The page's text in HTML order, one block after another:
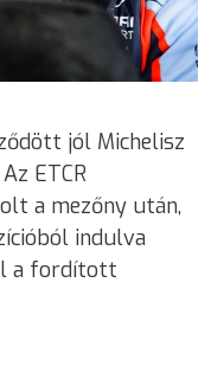
jól Michelisz
ETCR
a mezőny után,
indulva
a fordított